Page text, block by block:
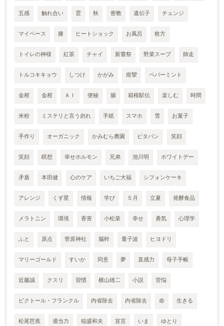
五感 触れ合い 雲 秋 密教 遺伝子 チェンジ
マイペース 膝 ヒートショック お風呂 枚方
トイレの神様 紅茶 チャイ 新嘗祭 野菜スープ 師走
トルコキキョウ しつけ かがみ 痙攣 ペパーミント
金柑 金柑 ＡＩ 便秘 腸 箱根駅伝 楽しむ 時間
米粉 ミステリと言う勿れ 手紙 スマホ 雪 お菓子
手作り オーガニック かみむら農園 ピタパン 笑顔
笑顔 瞑想 幸せホルモン 兄弟 池川明 ホワイトデー
矛盾 本田健 心のケア いちご大福 シフォンケーキ
アレンジ くず星 情報 学び ５月 立夏 発酵食品
メラトニン 環境 香害 小松菜 幸せ 勇気 心理学
ふと 原点 菅原神社 脳幹 量子波 ヒヨドリ
マリーゴールド すいか 同意 夢 直感力 母子手帳
近藤誠 クスリ 習慣 横山雄二 小説 苦悩
ビクトール・フランクル 内省除去 内省除去 命 生きる
松尾芭蕉 適当力 稲盛和夫 宣言 いま ゆとり